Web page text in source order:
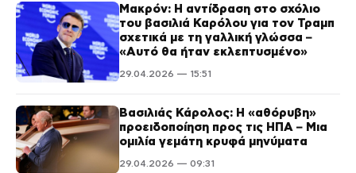
Μακρόν: Η αντίδραση στο σχόλιο
του βασιλιά Καρόλου για τον Τραμπ
σχετικά με τη γαλλική γλώσσα –
«Αυτό θα ήταν εκλεπτυσμένο»
29.04.2026 — 15:51
Βασιλιάς Κάρολος: Η «αθόρυβη»
προειδοποίηση προς τις ΗΠΑ – Μια
ομιλία γεμάτη κρυφά μηνύματα
29.04.2026 — 09:31